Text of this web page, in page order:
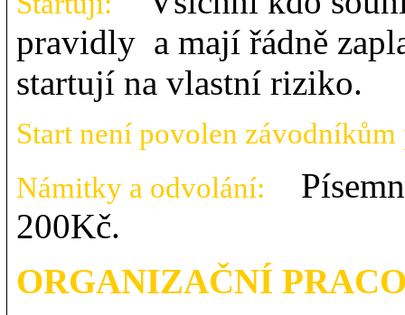
pravidly a mají řádně
startují na vlastní riziko.
Start není povolen
Námitky a odvolání:
200Kč.
ORGANIZAČNÍ